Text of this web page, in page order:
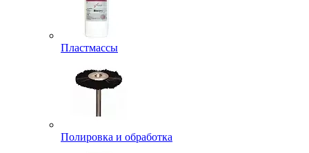
Пластмассы
Полировка и обработка